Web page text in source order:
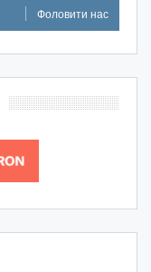
Фоловити нас